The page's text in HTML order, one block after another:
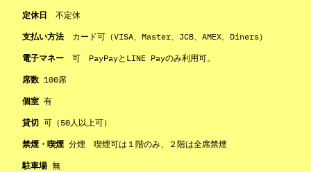
定休日 不定休
支払い方法 カード可（VISA、Master、JCB、AMEX、Diners）
電子マネー 可 PayPayとLINE Payのみ利用可。
席数 100席
個室 有
貸切 可（50人以上可）
禁煙・喫煙 分煙 喫煙可は１階のみ、２階は全席禁煙
駐車場 無